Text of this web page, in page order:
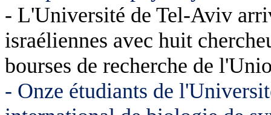
- L'Université de Tel-Aviv
israéliennes avec huit
bourses de recherche de
- Onze étudiants de